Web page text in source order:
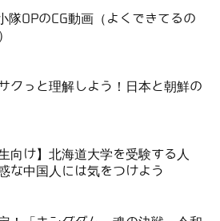
隊OPのCG動画（よくできてるの
クっと理解しよう！日本と朝鮮の
向け】北海道大学を受験する人
な中国人には気をつけよう